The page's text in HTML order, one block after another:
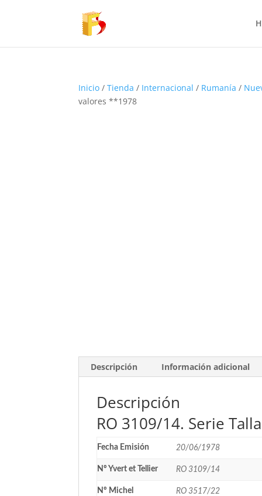
Inicio /Tienda / Internacional / Rumanía /
valores **1978
Descripción Información adicional
Descripción
RO 3109/14. Serie
Fecha Emisión 20/06/1978
Nº Yvert et Tellier RO 3109/14
Nº Michel RO 3517/22